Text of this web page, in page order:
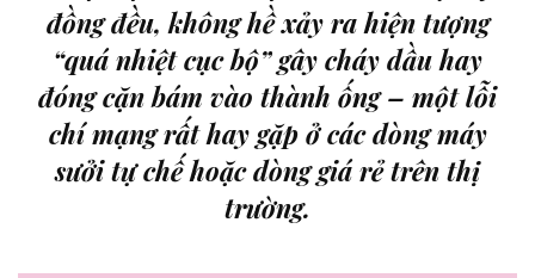
đồng đều, không hề xảy ra hiện tượng
“quá nhiệt cục bộ” gây cháy dầu hay
đóng cặn bám vào thành ống – một lỗi
chí mạng rất hay gặp ở các dòng máy
sưởi tự chế hoặc dòng giá rẻ trên thị
trường.